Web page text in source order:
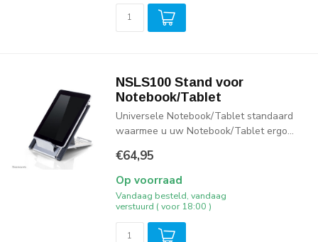
NSLS100 Stand voor
Notebook/Tablet
Universele Notebook/Tablet standaard
waarmee u uw Notebook/Tablet ergo...
€64,95
Op voorraad
Vandaag besteld, vandaag
verstuurd ( voor 18:00 )